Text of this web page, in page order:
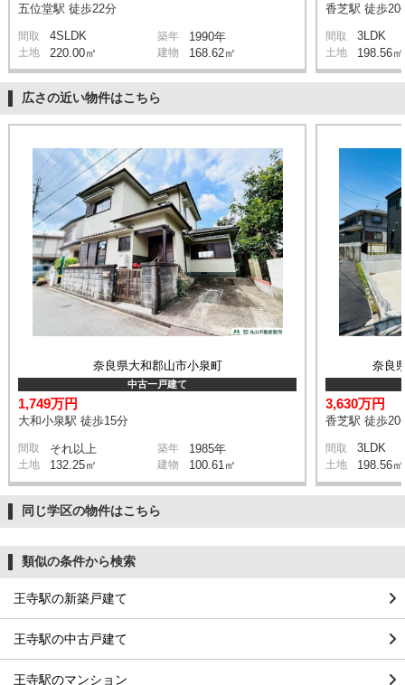
五位堂駅 徒歩22分
間取 4SLDK 築年 1990年
土地 220.00㎡ 建物 168.62㎡
香芝駅 徒歩20
間取 3LDK
土地 198.56㎡
広さの近い物件はこちら
奈良県大和郡山市小泉町
中古一戸建て
1,749万円
大和小泉駅 徒歩15分
間取 それ以上 築年 1985年
土地 132.25㎡ 建物 100.61㎡
奈良
3,630万円
香芝駅 徒歩20
間取 3LDK
土地 198.56㎡
同じ学区の物件はこちら
類似の条件から検索
王寺駅の新築戸建て
王寺駅の中古戸建て
王寺駅のマンション